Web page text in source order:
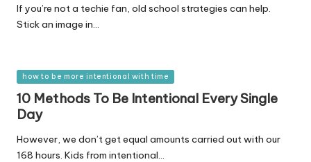
If you’re not a techie fan, old school strategies can help.
Stick an image in…
Posted
how to be more intentional with time
10 Methods To Be Intentional Every Single
Day
However, we don’t get equal amounts carried out with our
168 hours. Kids from intentional…